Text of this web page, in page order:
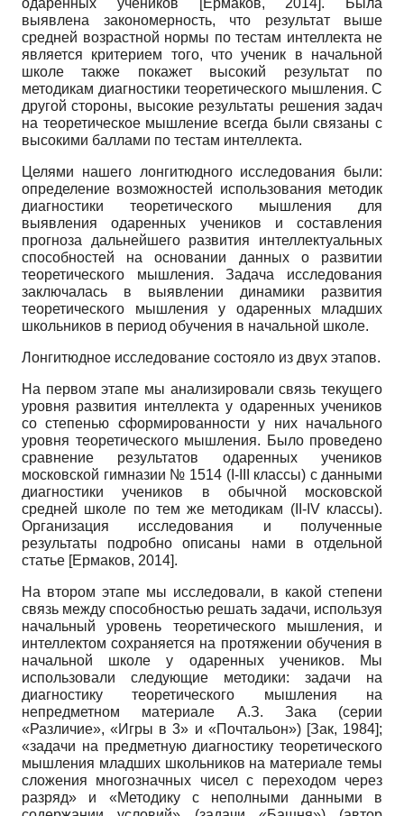
одаренных учеников
[Ермаков, 2014]. Была
выявлена закономерность, что результат выше
средней возрастной нормы по тестам интеллекта не
является критерием того, что ученик в начальной
школе также покажет высокий результат по
методикам диагностики теоретического мышления. С
другой стороны, высокие результаты решения задач
на теоретическое мышление всегда были связаны с
высокими баллами по тестам интеллекта.
Целями нашего лонгитюдного исследования были:
определение возможностей использования методик
диагностики теоретического мышления для
выявления одаренных учеников и составления
прогноза дальнейшего развития интеллектуальных
способностей на основании данных о развитии
теоретического мышления. Задача исследования
заключалась в выявлении динамики развития
теоретического мышления у одаренных младших
школьников в период обучения в начальной школе.
Лонгитюдное исследование состояло из двух этапов.
На первом этапе мы анализировали связь текущего
уровня развития интеллекта у одаренных учеников
со степенью сформированности у них начального
уровня теоретического мышления. Было проведено
сравнение результатов одаренных учеников
московской гимназии № 1514 (I -III
классы) с данными
диагностики учеников в обычной московской
средней школе по тем же методикам (II -IVклассы).
Организация исследования и полученные
результаты подробно описаны нами в отдельной
статье [Ермаков, 2014].
На втором этапе мы исследовали, в какой степени
связь между способностью решать задачи, используя
начальный уровень теоретического мышления, и
интеллектом сохраняется на протяжении обучения в
начальной школе у одаренных учеников. Мы
использовали следующие методики: задачи на
диагностику теоретического мышления на
непредметном материале А.З. Зака (серии
«Различие», «Игры в 3» и «Почтальон») [Зак, 1984];
«задачи на предметную диагностику теоретического
мышления младших школьников на материале темы
сложения многозначных чисел с переходом через
разряд» и «Методику с неполными данными в